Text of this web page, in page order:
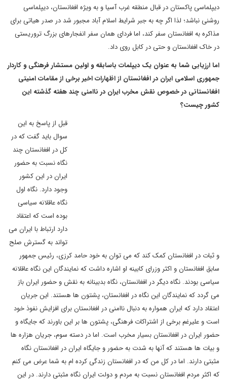
دیپلماسی پاکستان در قبال منطقه غرب آسیا و به ویژه افغانستان، دیپلماسی
روشنی نباشد؛ لذا اگر چه به جبر شرایط اسلام آباد مجبور شد در صدر هیاتی برای
مذاکره به افغانستان سفر کند، اما فردای همان سفر انفجارهای بزرگ تروریستی
در خاک افغانستان و حتی در کابل روی داد.
اما ارزیابی شما به عنوان یک دیپلمات باسابقه و اولین مستشار فرهنگی و کاردار
جمهوری اسلامی ایران در افغانستان از اظهارات اخیر برخی از مقامات امنیتی
افغانستانی در خصوص نقش مخرب ایران در ناامنی چند هفته گذشته این
کشور چیست؟
قبل از پاسخ به این
سوال باید گفت که در
کل در افغانستان چند
نگاه نسبت به حضور
ایران در این کشور
وجود دارد. نگاه اول
نگاه عاقلانه سیاسی
بوده است که اعتقاد
دارد ارتباط با ایران می
تواند به گسترش صلح
و ثبات در افغانستان کمک کند که می توان به خود حامد کرزی، رئیس جمهور
سابق افغانستان و اکثر وزرای کابینه او اشاره داشت که نمایندگان این نگاه عاقلانه
سیاسی بودند. نگاه دیگر در افغانستان، نگاه بدبینانه به نقش و حضور ایران باز
می گردد که نمایندگان این نگاه در افغانستان، پشتون ها هستند. این جریان
اعتقاد دارد که ایران همواره به دنبال ناامنی در افغانستان برای افزایش نفوذ خود
است و علیرغم برخی از اشتراکات فرهنگی، پشتون ها بر این باورند که جایگاه و
حضور ایران در افغانستان بسیار مخرب است. اما در دسته سوم، جریان هزاره ها
و بیات ها هستند که آنها به شدت به حضور و جایگاه ایران در افغانستان نگاه
مثبتی دارند. اما در کل من که در افغانستان زندگی کرده ام به شما عرض می کنم
که اکثر مردم افغانستان نسبت به مردم و دولت ایران نگاه مثبتی دارند. در این